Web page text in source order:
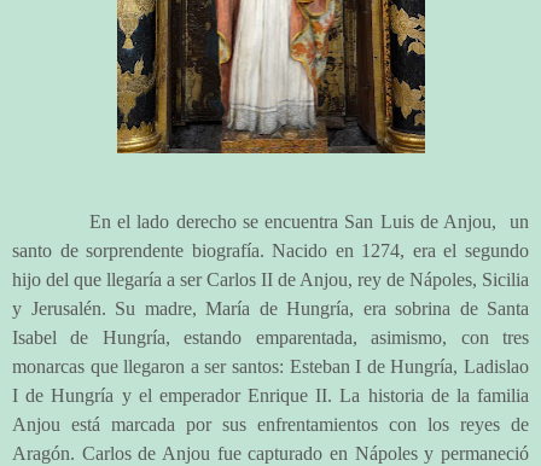
En el lado derecho se encuentra San Luis de Anjou,
un
santo de sorprendente biografía. Nacido en 1274, era el segundo
hijo del que llegaría a ser Carlos II de Anjou, rey de Nápoles, Sicilia
y Jerusalén. Su madre, María de Hungría, era sobrina de Santa
Isabel de Hungría, estando emparentada, asimismo, con tres
monarcas que llegaron a ser santos: Esteban I de Hungría, Ladislao
I de Hungría y el emperador Enrique II. La historia de la familia
Anjou está marcada por sus enfrentamientos con los reyes de
Aragón. Carlos de Anjou fue capturado en Nápoles y permaneció